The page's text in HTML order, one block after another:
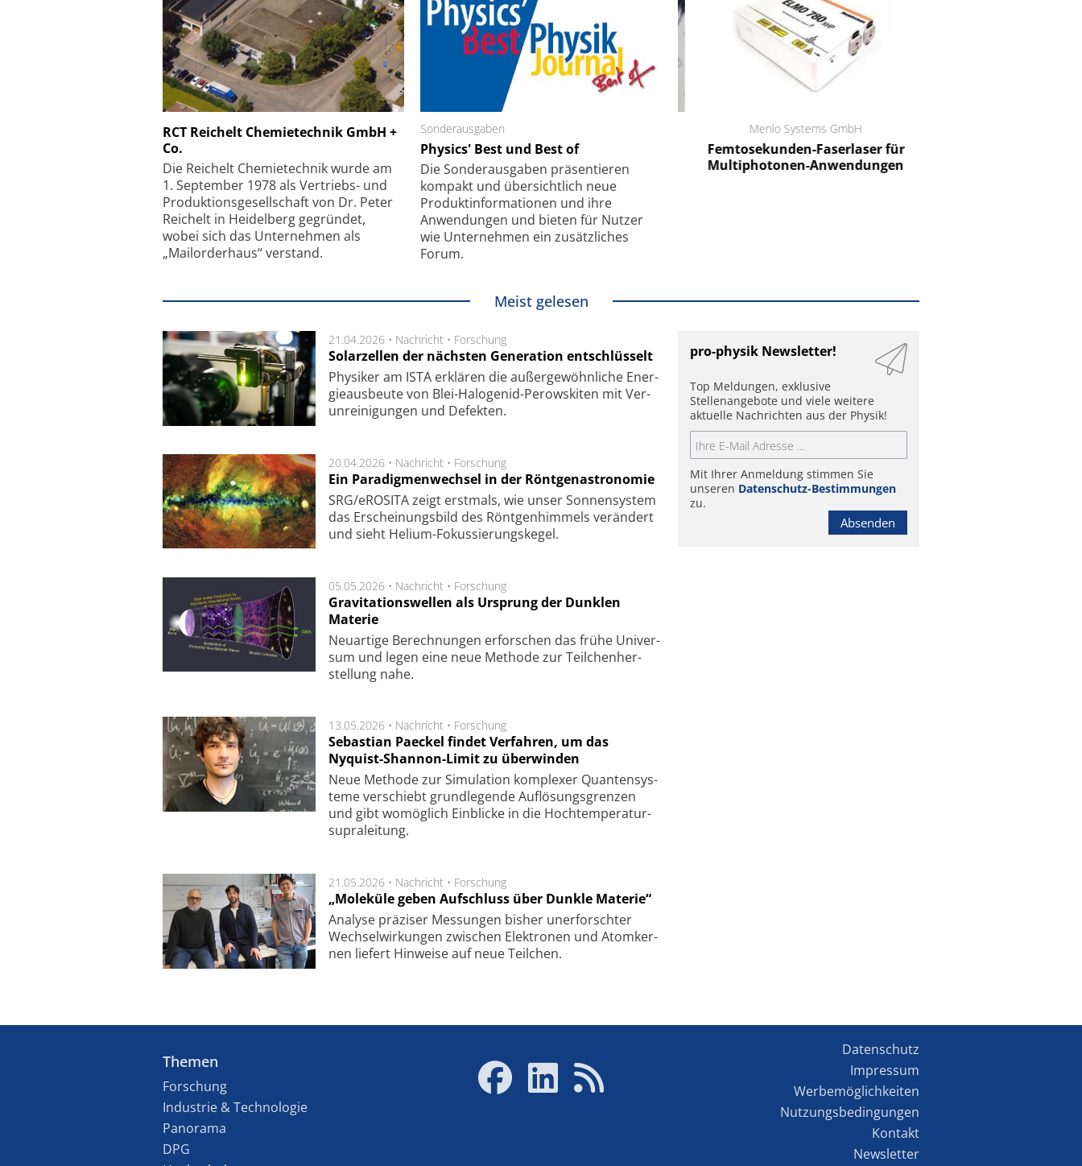
RCT Reichelt Chemietechnik GmbH +
Co.
Die Reichelt Chemietechnik wurde am
1. September 1978 als Vertriebs- und
Produktionsgesellschaft von Dr. Peter
Reichelt in Heidelberg gegründet,
wobei sich das Unternehmen als
„Mailorderhaus“ verstand.
Sonderausgaben
Physics' Best und Best of
Die Sonder­ausgaben präsentieren
kompakt und übersichtlich neue
Produkt­informationen und ihre
Anwendungen und bieten für Nutzer
wie Unternehmen ein zusätzliches
Forum.
Schäfter + Kirchhoff GmbH
Feinfokussierungsmechanismus
Elektronenmikroskopie auf
kleinstem Raum
Menlo Systems GmbH
Femtosekunden-Faserlaser für
Multiphotonen-Anwendungen
Meist gelesen
21.04.2026 • Nachricht • Forschung
Solarzellen der nächsten Generation entschlüsselt
Physiker am ISTA er­klä­ren die außer­ge­wöhn­li­che Ener­
gie­aus­beu­te von Blei-Halo­ge­nid-Perows­ki­ten mit Ver­
unrei­ni­gung­en und De­fek­ten.
20.04.2026 • Nachricht • Forschung
Ein Paradigmenwechsel in der Röntgenastronomie
SRG/eROSITA zeigt erst­mals, wie unser Son­nen­sys­tem
das Er­schei­nungs­bild des Rönt­gen­him­mels ver­än­dert
und sieht Helium-Fokus­sie­rungs­ke­gel.
05.05.2026 • Nachricht • Forschung
Gravitationswellen als Ursprung der Dunklen
Materie
Neu­artige Be­rech­nung­en er­for­schen das frü­he Uni­ver­
sum und legen eine neue Me­tho­de zur Teil­chen­her­
stel­lung nahe.
13.05.2026 • Nachricht • Forschung
Sebastian Paeckel findet Verfahren, um das
Nyquist-Shannon-Limit zu überwinden
Neue Methode zur Simu­la­tion kom­ple­xer Quan­ten­sys­
te­me ver­schiebt grund­le­gen­de Auf­lösungs­gren­zen
und gibt wo­mög­lich Ein­blicke in die Hoch­tempe­ra­tur­
supra­lei­tung.
21.05.2026 • Nachricht • Forschung
„Moleküle geben Aufschluss über Dunkle Materie“
Analyse prä­zi­ser Mes­sung­en bis­her un­er­for­schter
Wech­sel­wir­kung­en zwi­schen Elek­tro­nen und Atom­ker­
nen lie­fert Hin­wei­se auf neue Teil­chen.
pro-physik Newsletter!
Top Meldungen, exklusive
Stellenangebote und viele weitere
aktuelle Nachrichten aus der Physik!
Mit Ihrer Anmeldung stimmen Sie
unseren Datenschutz-Bestimmungen
zu.
Absenden
Themen
Forschung
Industrie & Technologie
Panorama
DPG
Datenschutz
Impressum
Werbemöglichkeiten
Nutzungsbedingungen
Kontakt
Newsletter